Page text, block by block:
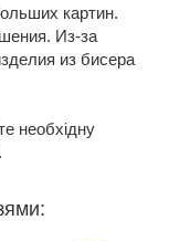
картин.
Из-за
из бисера
необхідну